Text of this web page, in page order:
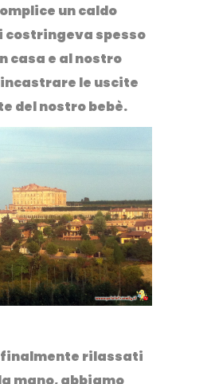
un caldo
costringeva spesso
casa e al nostro
le uscite
del nostro bebè.
finalmente rilassati